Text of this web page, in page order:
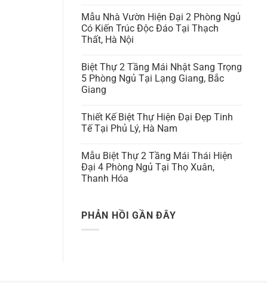
Mẫu Nhà Vườn Hiện Đại 2 Phòng Ngủ
Có Kiến Trúc Độc Đáo Tại Thạch
Thất, Hà Nội
Biệt Thự 2 Tầng Mái Nhật Sang Trọng
5 Phòng Ngủ Tại Lạng Giang, Bắc
Giang
Thiết Kế Biệt Thự Hiện Đại Đẹp Tinh
Tế Tại Phủ Lý, Hà Nam
Mẫu Biệt Thự 2 Tầng Mái Thái Hiện
Đại 4 Phòng Ngủ Tại Thọ Xuân,
Thanh Hóa
PHẢN HỒI GẦN ĐÂY